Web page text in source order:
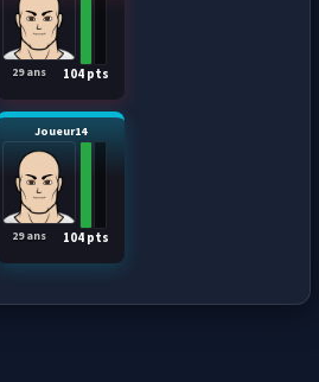
104 pts
29 ans
Joueur14
104 pts
29 ans